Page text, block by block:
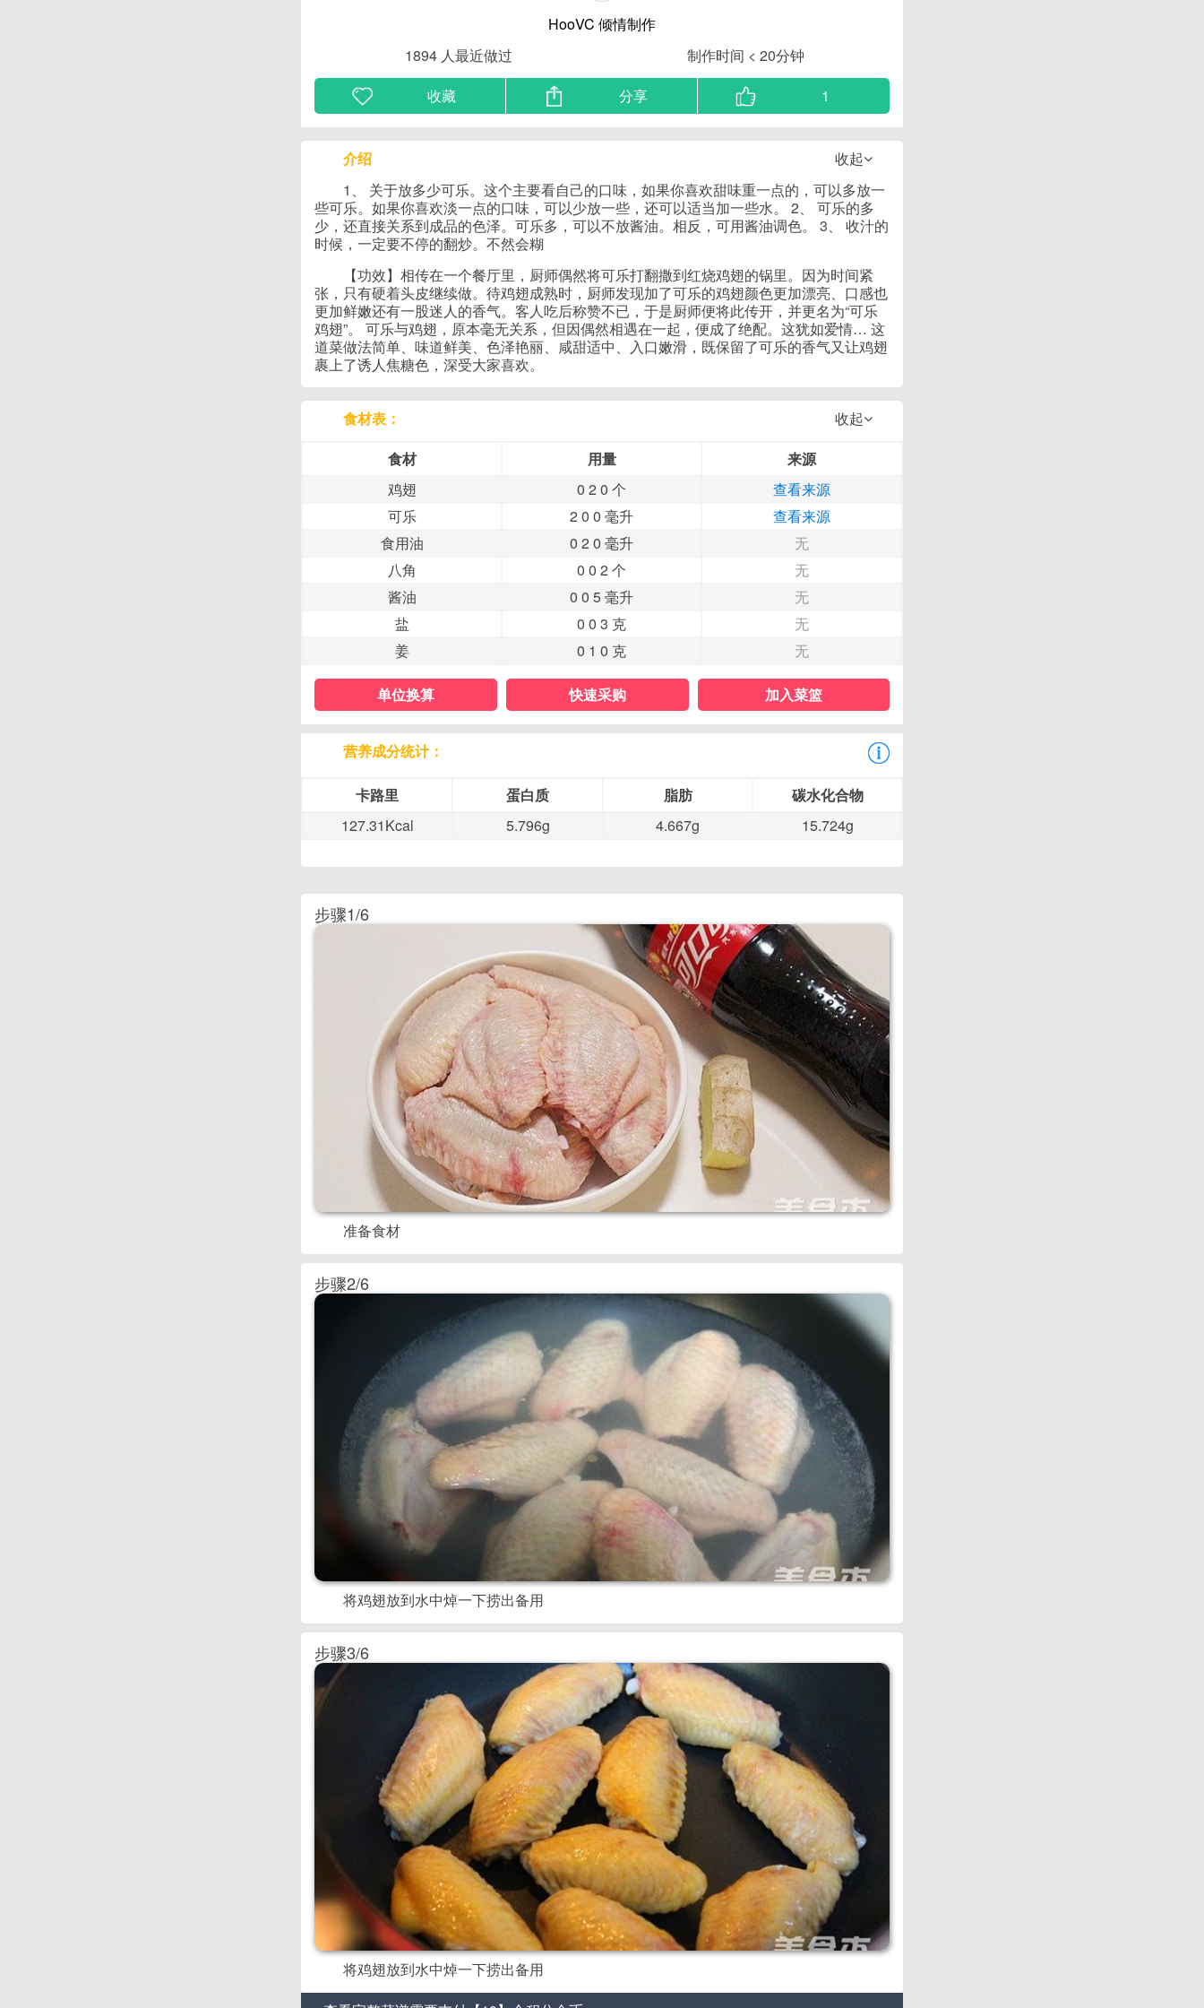
HooVC 倾情制作
1894人最近做过
制作时间 < 20分钟
收藏
分享 1
介绍
收起
1、 关于放多少可乐。这个主要看自己的口味，如果你喜欢甜味重一点的，可以多放一
些可乐。如果你喜欢淡一点的口味，可以少放一些，还可以适当加一些水。 2、 可乐的多
少，还直接关系到成品的色泽。可乐多，可以不放酱油。相反，可用酱油调色。 3、 收汁的
时候，一定要不停的翻炒。不然会糊
【功效】相传在一个餐厅里，厨师偶然将可乐打翻撒到红烧鸡翅的锅里。因为时间紧
张，只有硬着头皮继续做。待鸡翅成熟时，厨师发现加了可乐的鸡翅颜色更加漂亮、口感也
更加鲜嫩还有一股迷人的香气。客人吃后称赞不已，于是厨师便将此传开，并更名为“可乐
鸡翅”。 可乐与鸡翅，原本毫无关系，但因偶然相遇在一起，便成了绝配。这犹如爱情… 这
道菜做法简单、味道鲜美、色泽艳丽、咸甜适中、入口嫩滑，既保留了可乐的香气又让鸡翅
裹上了诱人焦糖色，深受大家喜欢。
食材表：
收起
食材
用量
来源
鸡翅
0 2 0 个
查看来源
可乐
2 0 0 毫升
查看来源
食用油
0 2 0 毫升
无
八角
0 0 2 个
无
酱油
0 0 5 毫升
无
盐
0 0 3 克
无
姜
0 1 0 克 无
单位换算 快速采购 加入菜篮
营养成分统计：
卡路里 蛋白质 脂肪
碳水化合物
127.31Kcal
5.796g 4.667g 15.724g
步骤1/6
准备食材
步骤2/6
将鸡翅放到水中焯一下捞出备用
步骤3/6
将鸡翅放到水中焯一下捞出备用